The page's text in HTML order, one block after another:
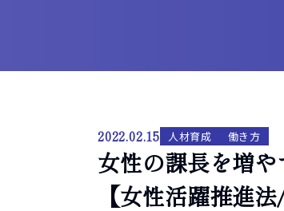
2022.02.15 人材育成 働き方
女性の課長を増
【女性活躍推進